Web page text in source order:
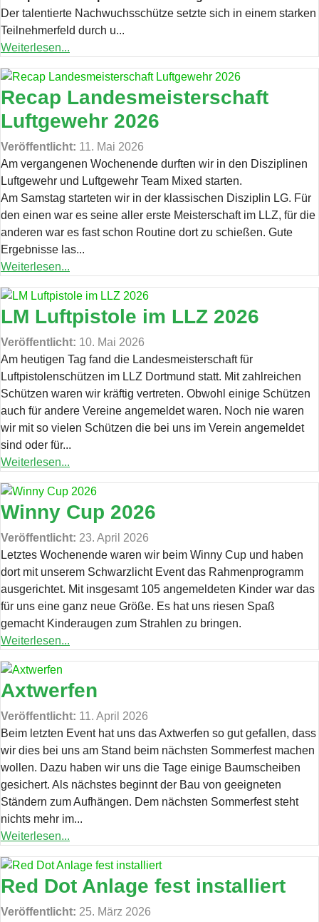
Der talentierte Nachwuchsschütze setzte sich in einem starken
Teilnehmerfeld durch u...
Weiterlesen...
Recap Landesmeisterschaft
Luftgewehr 2026
Veröffentlicht: 11. Mai 2026
Am vergangenen Wochenende durften wir in den Disziplinen
Luftgewehr und Luftgewehr Team Mixed starten.
Am Samstag starteten wir in der klassischen Disziplin LG. Für
den einen war es seine aller erste Meisterschaft im LLZ, für die
anderen war es fast schon Routine dort zu schießen. Gute
Ergebnisse las...
Weiterlesen...
LM Luftpistole im LLZ 2026
Veröffentlicht: 10. Mai 2026
Am heutigen Tag fand die Landesmeisterschaft für
Luftpistolenschützen im LLZ Dortmund statt. Mit zahlreichen
Schützen waren wir kräftig vertreten. Obwohl einige Schützen
auch für andere Vereine angemeldet waren. Noch nie waren
wir mit so vielen Schützen die bei uns im Verein angemeldet
sind oder für...
Weiterlesen...
Winny Cup 2026
Veröffentlicht: 23. April 2026
Letztes Wochenende waren wir beim Winny Cup und haben
dort mit unserem Schwarzlicht Event das Rahmenprogramm
ausgerichtet. Mit insgesamt 105 angemeldeten Kinder war das
für uns eine ganz neue Größe. Es hat uns riesen Spaß
gemacht Kinderaugen zum Strahlen zu bringen.
Weiterlesen...
Axtwerfen
Veröffentlicht: 11. April 2026
Beim letzten Event hat uns das Axtwerfen so gut gefallen, dass
wir dies bei uns am Stand beim nächsten Sommerfest machen
wollen. Dazu haben wir uns die Tage einige Baumscheiben
gesichert. Als nächstes beginnt der Bau von geeigneten
Ständern zum Aufhängen. Dem nächsten Sommerfest steht
nichts mehr im...
Weiterlesen...
Red Dot Anlage fest installiert
Veröffentlicht: 25. März 2026